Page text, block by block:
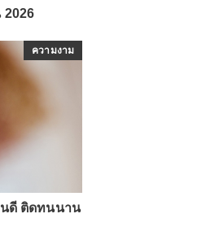
ความงาม
นดี ติดทนนาน